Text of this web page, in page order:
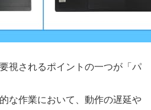
視されるポイントの一つが「パ
な作業において、動作の遅延や